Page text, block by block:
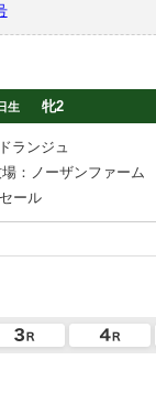
生 牝2
ランジュ
：ノーザンファーム
ール